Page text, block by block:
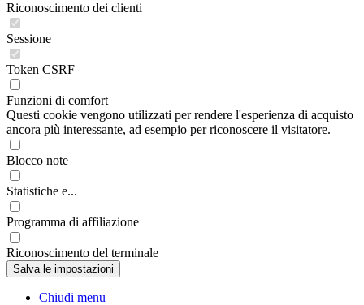
Riconoscimento dei clienti
Sessione
Token CSRF
Funzioni di comfort
Questi cookie vengono utilizzati per rendere l'esperienza di acquisto
ancora più interessante, ad esempio per riconoscere il visitatore.
Blocco note
Statistiche e...
Programma di affiliazione
Riconoscimento del terminale
Chiudi menu